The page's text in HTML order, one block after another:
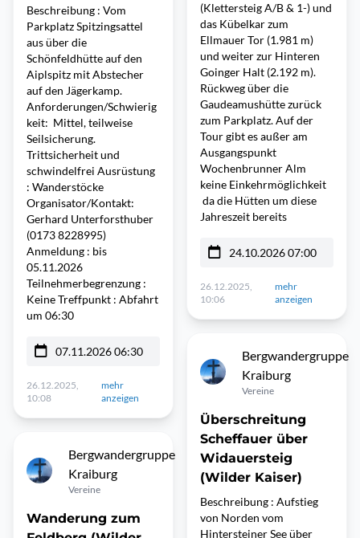
Beschreibung : Vom
Parkplatz Spitzingsattel
aus über die
Schönfeldhütte auf den
Aiplspitz mit Abstecher
auf den Jägerkamp.
Anforderungen/Schwierig
keit: Mittel, teilweise
Seilsicherung.
Trittsicherheit und
schwindelfrei Ausrüstung
: Wanderstöcke
Organisator/Kontakt:
Gerhard Unterforsthuber
(0173 8228995)
Anmeldung : bis
05.11.2026
Teilnehmerbegrenzung :
Keine Treffpunkt : Abfahrt
um 06:30
07.11.2026 06:30
26.12.2025,
10:08
mehr
anzeigen
Bergwandergruppe
Kraiburg
Vereine
Wanderung zum
(Klettersteig A/B & 1-) und
das Kübelkar zum
Ellmauer Tor (1.981 m)
und weiter zur Hinteren
Goinger Halt (2.192 m).
Rückweg über die
Gaudeamushütte zurück
zum Parkplatz. Auf der
Tour gibt es außer am
Ausgangspunkt
Wochenbrunner Alm
keine Einkehrmöglichkeit
da die Hütten um diese
Jahreszeit bereits
24.10.2026 07:00
26.12.2025,
10:06
mehr
anzeigen
Bergwandergruppe
Kraiburg
Vereine
Überschreitung
Scheffauer über
Widauersteig
(Wilder Kaiser)
Beschreibung : Aufstieg
von Norden vom
Hintersteiner See über